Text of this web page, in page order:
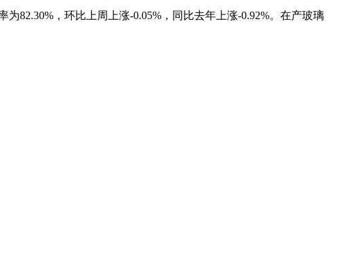
82.30%，环比上周上涨-0.05%，同比去年上涨-0.92%。在产玻璃